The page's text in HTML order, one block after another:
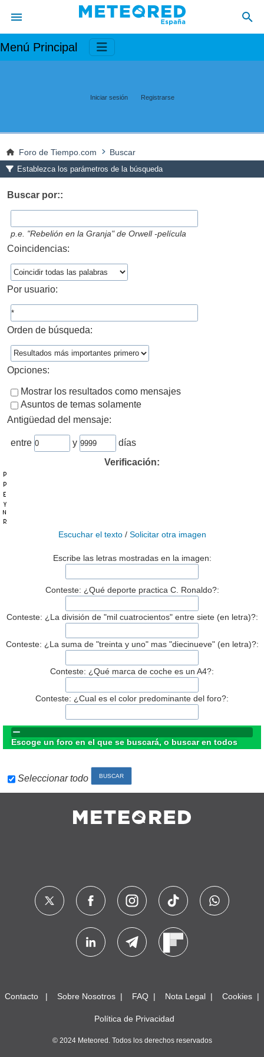
Menú Principal
Iniciar sesión Registrarse
Foro de Tiempo.com Buscar
Establezca los parámetros de la búsqueda
Buscar por::
p.e. "Rebelión en la Granja" de Orwell -película
Coincidencias:
Por usuario:
Orden de búsqueda:
Opciones:
Mostrar los resultados como mensajes
Asuntos de temas solamente
Antigüedad del mensaje:
entre y
días
Verificación:
Escuchar el texto/ Solicitar otra imagen
Escribe las letras mostradas en la imagen:
Conteste: ¿Qué deporte practica C. Ronaldo?:
Conteste: ¿La división de "mil cuatrocientos" entre siete (en letra)?:
Conteste: ¿La suma de "treinta y uno" mas "diecinueve" (en letra)?:
Conteste: ¿Qué marca de coche es un A4?:
Conteste: ¿Cual es el color predominante del foro?:
Escoge un foro en el que se buscará, o buscar en todos
Seleccionar todo
Contacto Sobre Nosotros FAQ Nota Legal Cookies
Política de Privacidad
© 2024 Meteored. Todos los derechos reservados